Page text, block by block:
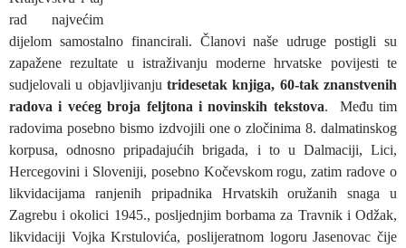
rad najvećim
dijelom samostalno financirali. Članovi naše udruge postigli su
zapažene rezultate u istraživanju moderne hrvatske povijesti te
sudjelovali u objavljivanju tridesetak knjiga, 60-tak znanstvenih
radova i većeg broja feljtona i novinskih tekstova. Među tim
radovima posebno bismo izdvojili one o zločinima 8. dalmatinskog
korpusa, odnosno pripadajućih brigada, i to u Dalmaciji, Lici,
Hercegovini i Sloveniji, posebno Kočevskom rogu, zatim radove o
likvidacijama ranjenih pripadnika Hrvatskih oružanih snaga u
Zagrebu i okolici 1945., posljednjim borbama za Travnik i Odžak,
likvidaciji Vojka Krstulovića, poslijeratnom logoru Jasenovac čije